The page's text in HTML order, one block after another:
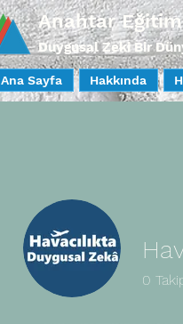
Anahtar Eğitim
Duygusal Zeki Bir
Ana Sayfa Hakkında
0